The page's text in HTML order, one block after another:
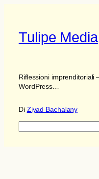
contenuto
Tulipe Media
Riflessioni imprenditoriali
WordPress…
Di Ziyad Bachalany